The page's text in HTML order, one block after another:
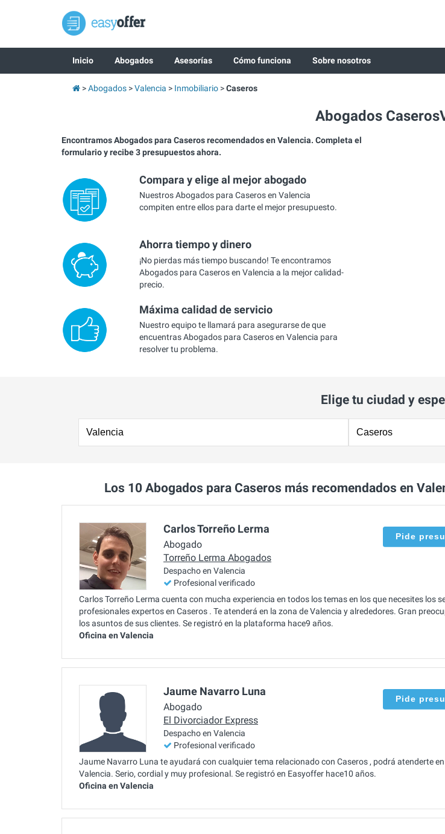
Inicio Abogados Asesorías Cómo funciona Sobre nosotros
Abogados Valencia Inmobiliario Caseros
Abogados
Encontramos Abogados para Caseros recomendados en Valencia. Completa el
formulario y recibe 3 presupuestos ahora.
Compara y elige al mejor abogado
Nuestros Abogados para Caseros en Valencia
compiten entre ellos para darte el mejor presupuesto.
Ahorra tiempo y dinero
¡No pierdas más tiempo buscando! Te encontramos
Abogados para Caseros en Valencia a la mejor calidad-
precio.
Máxima calidad de servicio
Nuestro equipo te llamará para asegurarse de que
encuentras Abogados para Caseros en Valencia para
resolver tu problema.
Elige tu ciudad y
Los 10 Abogados para Caseros más recomendados en
Carlos Torreño Lerma
Abogado
Torreño Lerma Abogados
Despacho en Valencia
Profesional verificado
Pide
Carlos Torreño Lerma cuenta con mucha experiencia en todos los temas en los que necesites los
profesionales expertos en Caseros . Te atenderá en la zona de Valencia y alrededores. Gran
los asuntos de sus clientes. Se registró en la plataforma hace9 años.
Oficina en Valencia
Jaume Navarro Luna
Abogado
El Divorciador Express
Despacho en Valencia
Profesional verificado
Pide
Jaume Navarro Luna te ayudará con cualquier tema relacionado con Caseros , podrá atenderte
Valencia. Serio, cordial y muy profesional. Se registró en Easyoffer hace10 años.
Oficina en Valencia